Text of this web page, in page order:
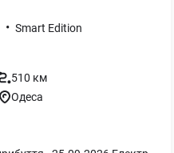
• Smart Edition
510 км
Одеса